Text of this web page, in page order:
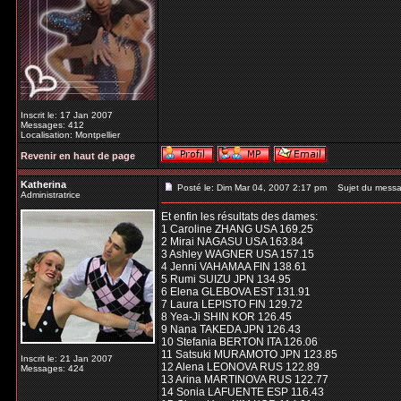
Inscrit le: 17 Jan 2007
Messages: 412
Localisation: Montpellier
Revenir en haut de page
Katherina
Administratrice
Inscrit le: 21 Jan 2007
Messages: 424
Posté le: Dim Mar 04, 2007 2:17 pm Sujet du
Et enfin les résultats des dames:
1 Caroline ZHANG USA 169.25
2 Mirai NAGASU USA 163.84
3 Ashley WAGNER USA 157.15
4 Jenni VAHAMAA FIN 138.61
5 Rumi SUIZU JPN 134.95
6 Elena GLEBOVA EST 131.91
7 Laura LEPISTO FIN 129.72
8 Yea-Ji SHIN KOR 126.45
9 Nana TAKEDA JPN 126.43
10 Stefania BERTON ITA 126.06
11 Satsuki MURAMOTO JPN 123.85
12 Alena LEONOVA RUS 122.89
13 Arina MARTINOVA RUS 122.77
14 Sonia LAFUENTE ESP 116.43